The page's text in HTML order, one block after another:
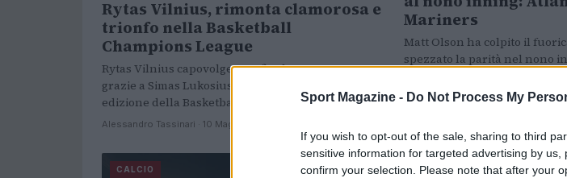
Sport Magazine - Do Not Process My
If you wish to opt-out of the sale, sharing to third
sensitive information for targeted advertising by
confirm your selection. Please note that after your
Rytas Vilnius, rimonta clamorosa e
trionfo nella Basketball
Champions League
Rytas Vilnius capovolge una finale compromessa
grazie a Simas Lukosius e conquista la decima
edizione della Basketball Champions League
Alessandro Tassinari · 10 Mag 2026
Mariners
Matt Olson ha colpito il
spezzato la parità nel nono
CALCIO TENNIS